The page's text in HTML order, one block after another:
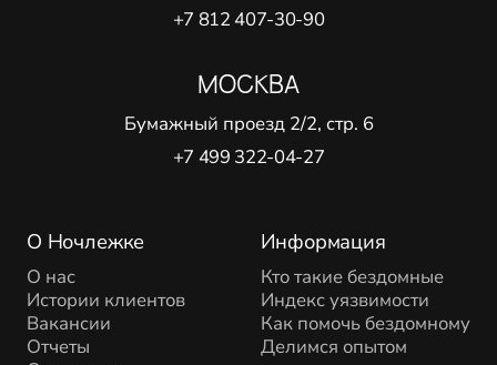
О Ночлежке
О нас
Истории клиентов
Вакансии
Отчеты
Информация
Кто такие бездомные
Индекс уязвимости
Как помочь бездомному
Делимся опытом
+7 812 407-30-90
МОСКВА
Бумажный проезд 2/2, стр. 6
+7 499 322-04-27